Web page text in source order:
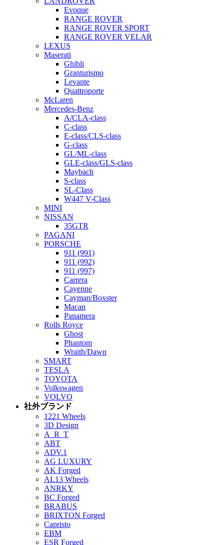
Evoque
RANGE ROVER
RANGE ROVER SPORT
RANGE ROVER VELAR
LEXUS
Maserati
Ghibli
Granturismo
Levante
Quattroporte
McLaren
Mercedes-Benz
A/CLA-class
C-class
E-class/CLS-class
G-class
GL/ML-class
GLE-class/GLS-class
Maybach
S-class
SL-Class
W447 V-Class
MINI
NISSAN
35GTR
PAGANI
PORSCHE
911 (991)
911 (992)
911 (997)
Carrera
Cayenne
Cayman/Boxster
Macan
Panamera
Rolls Royce
Ghost
Phantom
Wraith/Dawn
SMART
TESLA
TOYOTA
Volkswagen
VOLVO
社外ブランド
1221 Wheels
3D Design
A_R_T
ABT
ADV.1
AG LUXURY
AK Forged
AL13 Wheels
ANRKY
BC Forged
BRABUS
BRIXTON Forged
Capristo
EBM
ESR Forged